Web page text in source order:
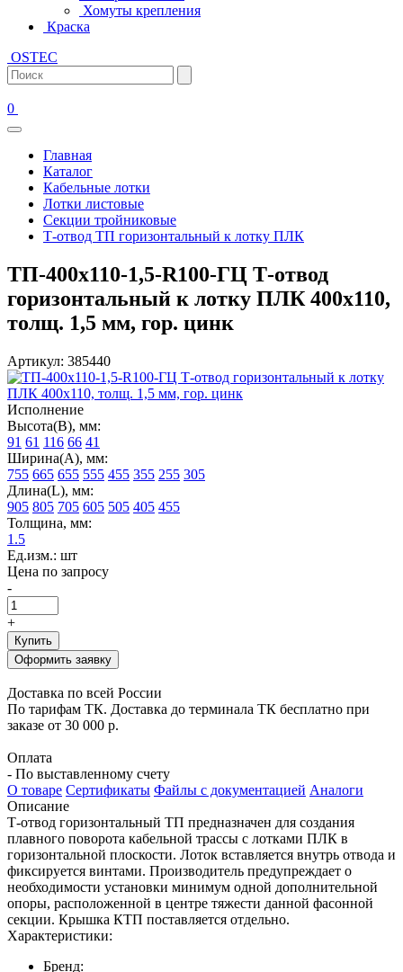
Хомуты крепления
Краска
OSTEC
0
Главная
Каталог
Кабельные лотки
Лотки листовые
Секции тройниковые
Т-отвод ТП горизонтальный к лотку ПЛК
ТП-400х110-1,5-R100-ГЦ Т-отвод
горизонтальный к лотку ПЛК 400х110,
толщ. 1,5 мм, гор. цинк
Артикул: 385440
Исполнение
Высота(В), мм:
91 61 116 66 41
Ширина(А), мм:
755 665 655 555 455 355 255 305
Длина(L), мм:
905 805 705 605 505 405 455
Толщина, мм:
1.5
Ед.изм.: шт
Цена по запросу
-
+
Купить
Оформить заявку
Доставка по всей России
По тарифам ТК. Доставка до терминала ТК бесплатно при
заказе от 30 000 р.
Оплата
- По выставленному счету
О товаре Сертификаты Файлы с документацией Аналоги
Описание
Т-отвод горизонтальный ТП предназначен для создания
плавного поворота кабельной трассы с лотками ПЛК в
горизонтальной плоскости. Лоток вставляется внутрь отвода и
фиксируется винтами. Производитель предупреждает о
необходимости установки минимум одной дополнительной
опоры, расположенной в центре тяжести данной фасонной
секции. Крышка КТП поставляется отдельно.
Характеристики:
Бренд: